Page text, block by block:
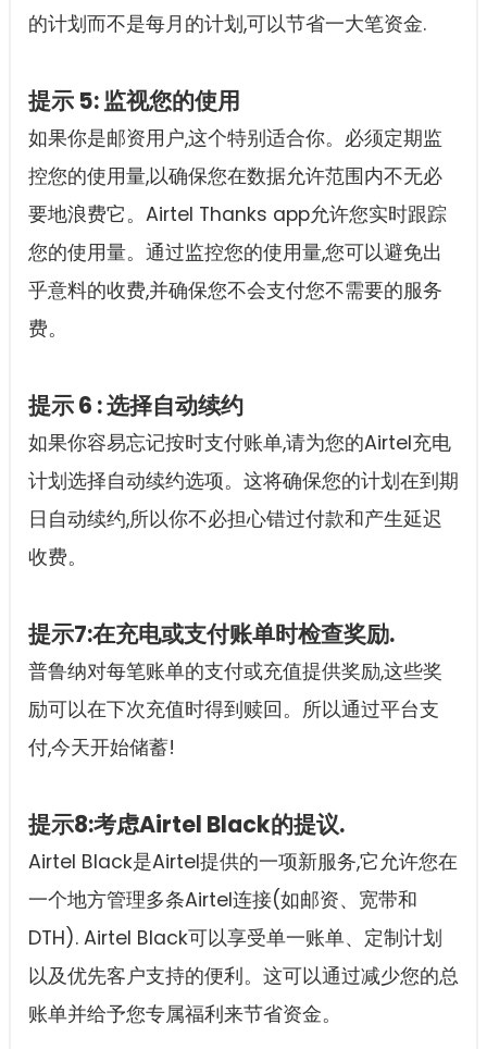
的计划而不是每月的计划,可以节省一大笔资金.
提示 5: 监视您的使用
如果你是邮资用户,这个特别适合你。必须定期监
控您的使用量,以确保您在数据允许范围内不无必
要地浪费它。Airtel Thanks app允许您实时跟踪
您的使用量。通过监控您的使用量,您可以避免出
乎意料的收费,并确保您不会支付您不需要的服务
费。
提示 6 : 选择自动续约
如果你容易忘记按时支付账单,请为您的Airtel充电
计划选择自动续约选项。这将确保您的计划在到期
日自动续约,所以你不必担心错过付款和产生延迟
收费。
提示7:在充电或支付账单时检查奖励.
普鲁纳对每笔账单的支付或充值提供奖励,这些奖
励可以在下次充值时得到赎回。所以通过平台支
付,今天开始储蓄!
提示8:考虑Airtel Black的提议.
Airtel Black是Airtel提供的一项新服务,它允许您在
一个地方管理多条Airtel连接(如邮资、宽带和
DTH). Airtel Black可以享受单一账单、定制计划
以及优先客户支持的便利。这可以通过减少您的总
账单并给予您专属福利来节省资金。